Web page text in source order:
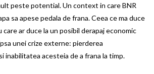
peste potential. Un context in care BNR
sa apese pedala de frana. Ceea ce ma duce
care ar duce la un posibil derapaj economic
unei crize externe: pierderea
inabilitatea acesteia de a frana la timp.